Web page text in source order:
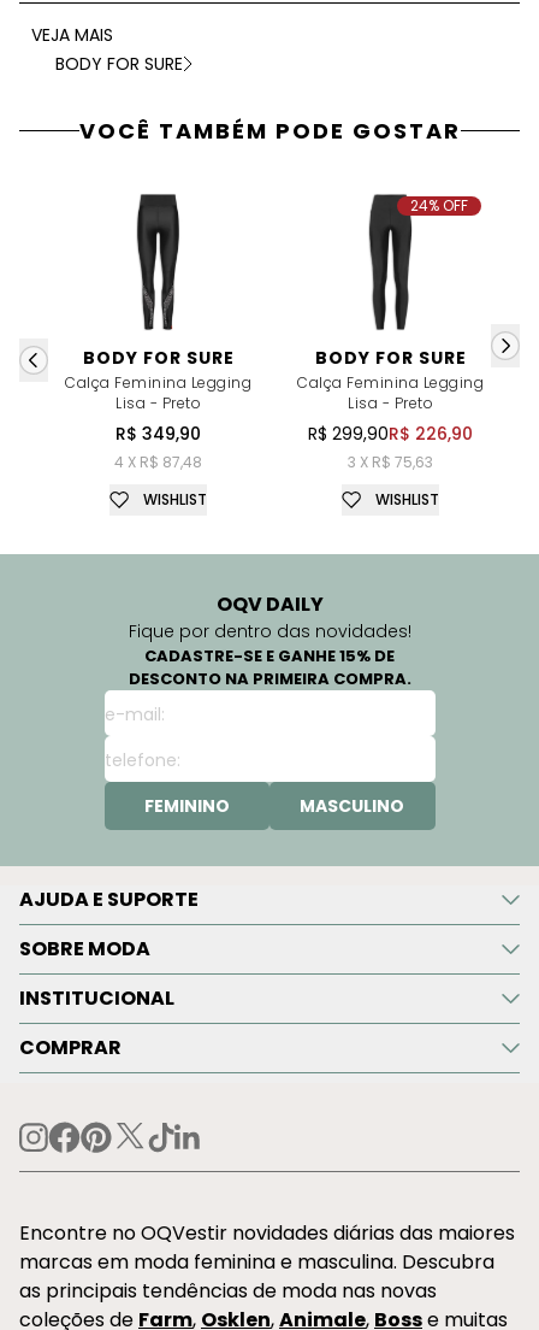
VEJA MAIS
BODY FOR SURE
VOCÊ TAMBÉM PODE GOSTAR
BODY FOR SURE
Calça Feminina Legging
Lisa - Preto
R$ 349,90
4 X R$ 87,48
WISHLIST
BODY FOR SURE
Calça Feminina Legging
Lisa - Preto
R$ 299,90R$ 226,90
3 X R$ 75,63
24% OFF
WISHLIST
OQV DAILY
Fique por dentro das novidades!
CADASTRE-SE E GANHE 15% DE
DESCONTO NA PRIMEIRA COMPRA.
FEMININO MASCULINO
AJUDA E SUPORTE
SOBRE MODA
INSTITUCIONAL
COMPRAR
Encontre no OQVestir novidades diárias das maiores
marcas em moda feminina e masculina. Descubra
as principais tendências de moda nas novas
coleções de Farm, Osklen,Animale, Bosse muitas